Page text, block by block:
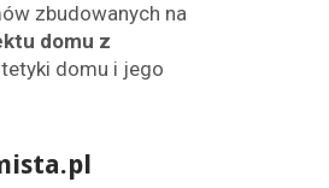
zbudowanych na
domu z
domu i jego